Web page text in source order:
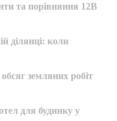
та порівняння 12В
ділянці: коли
земляних робіт
для будинку у